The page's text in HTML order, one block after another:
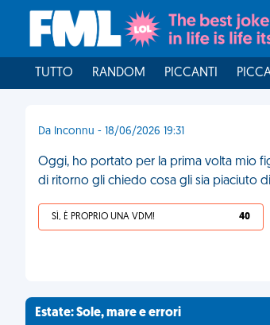
TUTTO RANDOM PICCANTI
Da Inconnu - 18/06/2026 19:31
Oggi, ho portato per la prima volta mio
di ritorno gli chiedo cosa gli sia piaciuto di
SÌ, È PROPRIO UNA VDM! 40
Estate: Sole, mare e errori